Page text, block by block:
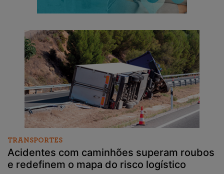
TRANSPORTES
Acidentes com caminhões superam roubos
e redefinem o mapa do risco logístico